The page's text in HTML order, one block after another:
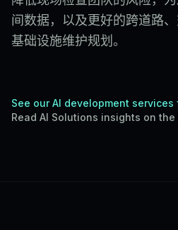
间数据，以及更好的跨道路
基础设施维护规划。
See our AI development services
Read AI Solutions insights on the